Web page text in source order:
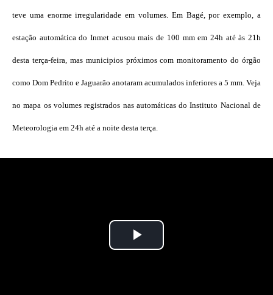
teve uma enorme irregularidade em volumes. Em Bagé, por exemplo, a
estação automática do Inmet acusou mais de 100 mm em 24h até às 21h
desta terça-feira, mas municipios próximos com monitoramento do órgão
como Dom Pedrito e Jaguarão anotaram acumulados inferiores a 5 mm. Veja
no mapa os volumes registrados nas automáticas do Instituto Nacional de
Meteorologia em 24h até a noite desta terça.